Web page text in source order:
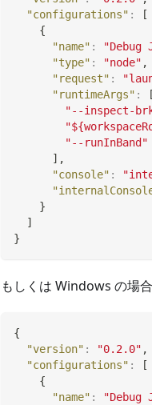
"configurations" :
[
{
"name" : "Debug
"type" : "node" ,
"request" :
"runtimeArgs" :
[
"--inspect-
"--runInBand"
] ,
"console" :
}
]
}
もしくは Windows の場
{
"version" : "0.2.0" ,
"configurations" :
[
{
"name" : "Debug